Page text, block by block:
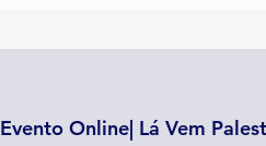
Evento Online| Lá Vem